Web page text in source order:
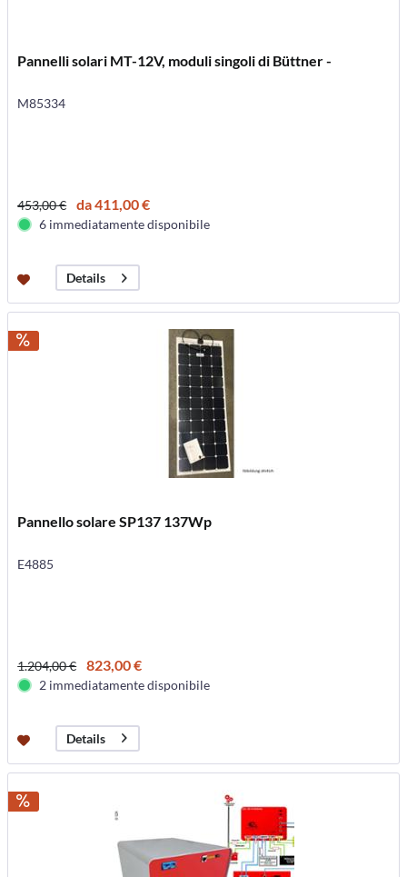
Pannelli solari MT-12V, moduli singoli di Büttner -
M85334
453,00 € da 411,00 €
6 immediatamente disponibile
Details
Pannello solare SP137 137Wp
E4885
1.204,00 € 823,00 €
2 immediatamente disponibile
Details